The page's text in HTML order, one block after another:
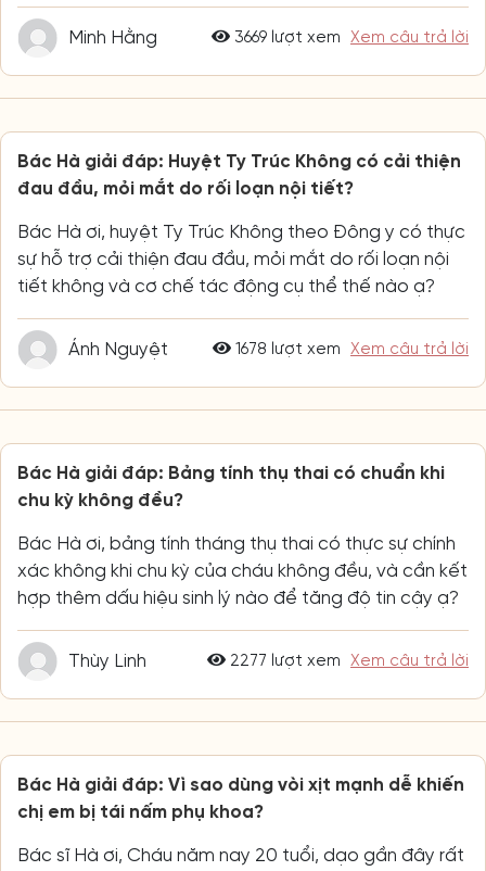
Minh Hằng 3669 lượt xem Xem câu trả lời
Bác Hà giải đáp: Huyệt Ty Trúc Không có cải thiện
đau đầu, mỏi mắt do rối loạn nội tiết?
Bác Hà ơi, huyệt Ty Trúc Không theo Đông y có thực
sự hỗ trợ cải thiện đau đầu, mỏi mắt do rối loạn nội
tiết không và cơ chế tác động cụ thể thế nào ạ?
Ánh Nguyệt 1678 lượt xem Xem câu trả lời
Bác Hà giải đáp: Bảng tính thụ thai có chuẩn khi
chu kỳ không đều?
Bác Hà ơi, bảng tính tháng thụ thai có thực sự chính
xác không khi chu kỳ của cháu không đều, và cần kết
hợp thêm dấu hiệu sinh lý nào để tăng độ tin cậy ạ?
Thùy Linh 2277 lượt xem Xem câu trả lời
Bác Hà giải đáp: Vì sao dùng vòi xịt mạnh dễ khiến
chị em bị tái nấm phụ khoa?
Bác sĩ Hà ơi, Cháu năm nay 20 tuổi, dạo gần đây rất